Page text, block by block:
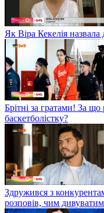
Як Віра Кекелія
Брітні за гратами! За що
баскетболістку?
Здружився з
розповів, чим